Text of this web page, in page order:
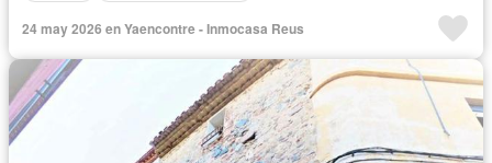
24 may 2026 en Yaencontre - Inmocasa Reus